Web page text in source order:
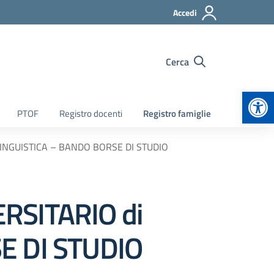
Accedi
Cerca
PTOF Registro docenti Registro famiglie
– BANDO BORSE DI STUDIO
di
DI STUDIO